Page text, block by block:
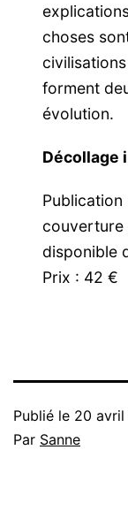
choses
forment
évolution.
Décollage
couverture
disponible
Prix : 42 €
Publié le 20
Par Sanne